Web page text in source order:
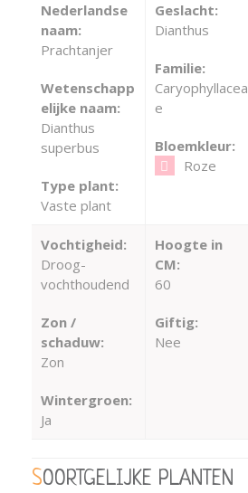
Nederlandse
naam:
Prachtanjer
Wetenschapp
elijke naam:
Dianthus
superbus
Type plant:
Vaste plant
Geslacht:
Dianthus
Familie:
Caryophyllacea
e
Bloemkleur:
Roze
Vochtigheid:
Droog-
vochthoudend
Zon /
schaduw:
Zon
Wintergroen:
Ja
Hoogte in
CM:
60
Giftig:
Nee
SOORTGELIJKE PLANTEN